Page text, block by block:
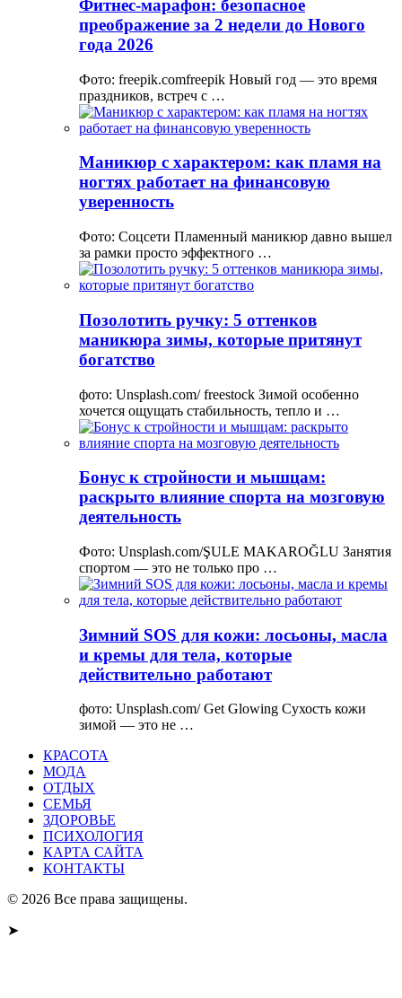
Фитнес-марафон: безопасное
преображение за 2 недели до Нового
года 2026
Фото: freepik.comfreepik Новый год — это время
праздников, встреч с …
Маникюр с характером: как пламя на
ногтях работает на финансовую
уверенность
Фото: Соцсети Пламенный маникюр давно вышел
за рамки просто эффектного …
Позолотить ручку: 5 оттенков
маникюра зимы, которые притянут
богатство
фото: Unsplash.com/ freestock Зимой особенно
хочется ощущать стабильность, тепло и …
Бонус к стройности и мышцам:
раскрыто влияние спорта на мозговую
деятельность
Фото: Unsplash.com/ŞULE MAKAROĞLU Занятия
спортом — это не только про …
Зимний SOS для кожи: лосьоны, масла
и кремы для тела, которые
действительно работают
фото: Unsplash.com/ Get Glowing Сухость кожи
зимой — это не …
КРАСОТА
МОДА
ОТДЫХ
СЕМЬЯ
ЗДОРОВЬЕ
ПСИХОЛОГИЯ
КАРТА САЙТА
КОНТАКТЫ
© 2026 Все права защищены.
➤